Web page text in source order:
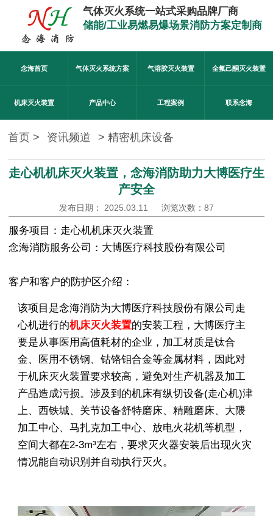
气体灭火系统一站式采购品牌厂商
储能/工业易燃易爆场景消防方案定制商
念海首页 气体灭火系统方案 气溶胶灭火装置 全氟己酮灭火装置
机床灭火装置 产品中心 工程案例 联系念海
首页 > 资讯频道 >精密机床设备
走心机机床灭火装置，念海消防助力大博医疗生
产安全
发布日期： 2025.03.11 浏览次数： 87
服务项目：走心机机床灭火装置
念海消防服务公司：大博医疗科技股份有限公司
客户和客户的防护区介绍：
该项目是念海消防为大博医疗科技股份有限公司走
心机进行的机床灭火装置的安装工程，大博医疗主
要是从事医用高值耗材的企业，加工材质是钛合
金、医用不锈钢、钴铬钼合金等金属材料，因此对
于机床灭火装置要求较高，避免对生产机器及加工
产品造成污损。涉及到的机床有纵切设备(走心机)津
上、西铁城、关节设备舒特磨床、精雕磨床、大隈
加工中心、马扎克加工中心、放电火花机等机型，
空间大都在2-3m³左右，要求灭火器安装后出现火灾
情况能自动识别并自动执行灭火。